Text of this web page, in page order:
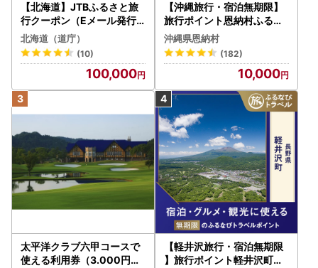
【北海道】JTBふるさと旅
行クーポン（Eメール発行
）30,000円分 旅行 トラベ
ル 宿泊 人気 おすすめ JTB
W030T
北海道（道庁）
(10)
100,000
【沖縄旅行・宿泊無期限】
旅行ポイント恩納村ふるな
びトラベルポイント
沖縄県恩納村
(182)
10,000
太平洋クラブ六甲コースで
使える利用券（3.000円分
【軽井沢旅行・宿泊無期限
】旅行ポイント軽井沢町ふ